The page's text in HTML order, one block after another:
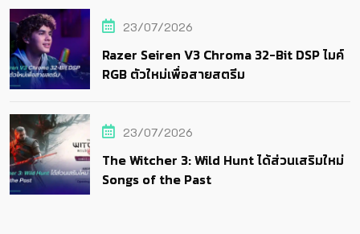
23/07/2026
Razer Seiren V3 Chroma 32-Bit DSP ไมค์
RGB ตัวใหม่เพื่อสายสตรีม
23/07/2026
The Witcher 3: Wild Hunt ได้ส่วนเสริมใหม่
Songs of the Past